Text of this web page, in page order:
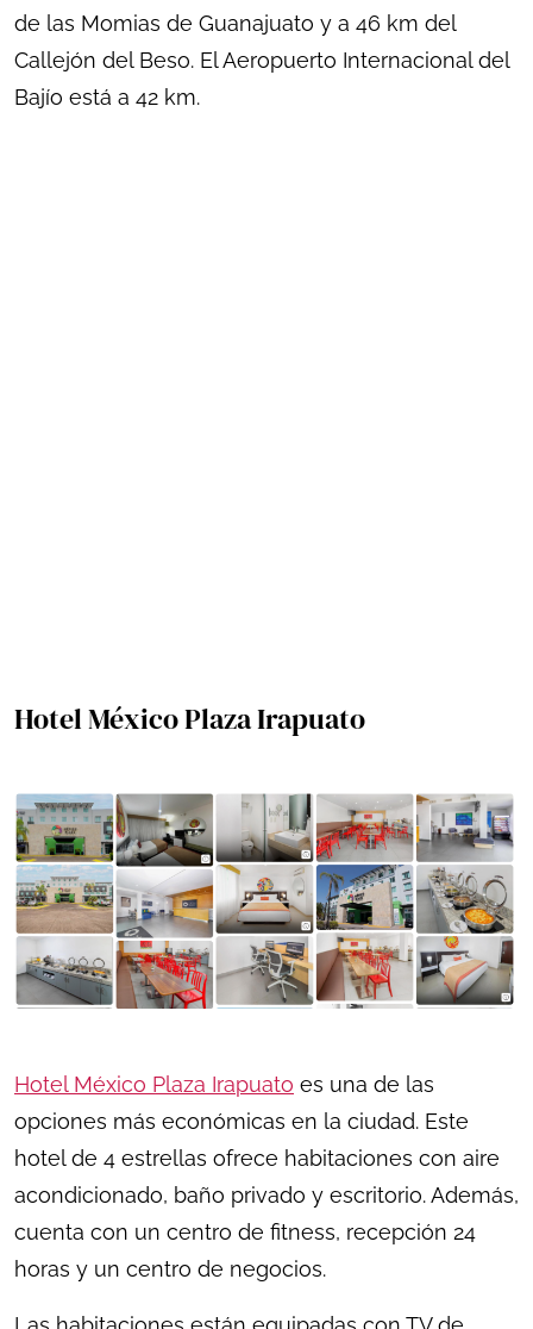
de las Momias de Guanajuato y a 46 km del
Callejón del Beso. El Aeropuerto Internacional del
Bajío está a 42 km.
Hotel México Plaza Irapuato
Hotel México Plaza Irapuato es una de las
opciones más económicas en la ciudad. Este
hotel de 4 estrellas ofrece habitaciones con aire
acondicionado, baño privado y escritorio. Además,
cuenta con un centro de fitness, recepción 24
horas y un centro de negocios.